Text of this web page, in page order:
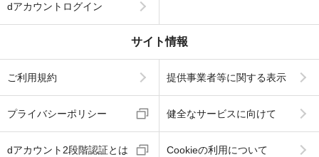
dアカウントログイン
サイト情報
ご利用規約 提供事業者等に関する表示
プライバシーポリシー 健全なサービスに向けて
dアカウント2段階認証とは Cookieの利用について